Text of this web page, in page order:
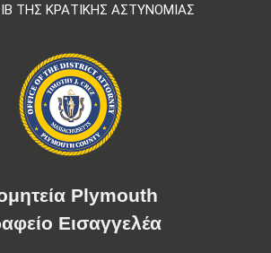
ΤΗΣ ΚΡΑΤΙΚΉΣ ΑΣΤΥΝΟΜΊΑΣ
Plymouth
Εισαγγελέα